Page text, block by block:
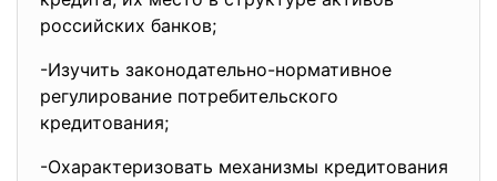
российских банков;
-Изучить законодательно-нормативное
регулирование потребительского
кредитования;
-Охарактеризовать механизмы кредитования